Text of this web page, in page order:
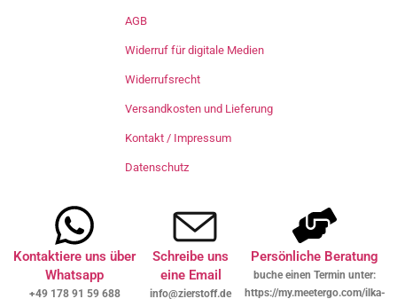
AGB
Widerruf für digitale Medien
Widerrufsrecht
Versandkosten und Lieferung
Kontakt / Impressum
Datenschutz
Kontaktiere uns über
Whatsapp
+49 178 91 59 688
Schreibe uns
eine Email
info@zierstoff.de
Persönliche Beratung
buche einen Termin unter:
https://my.meetergo.com/ilka-